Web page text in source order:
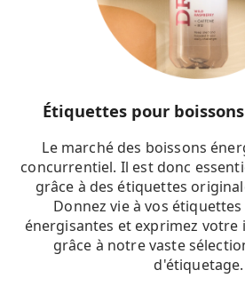
Étiquettes pour
Le marché des boissons
concurrentiel. Il est donc
grâce à des étiquettes
Donnez vie à vos
énergisantes et exprimez
grâce à notre vaste
d'étiquetage.